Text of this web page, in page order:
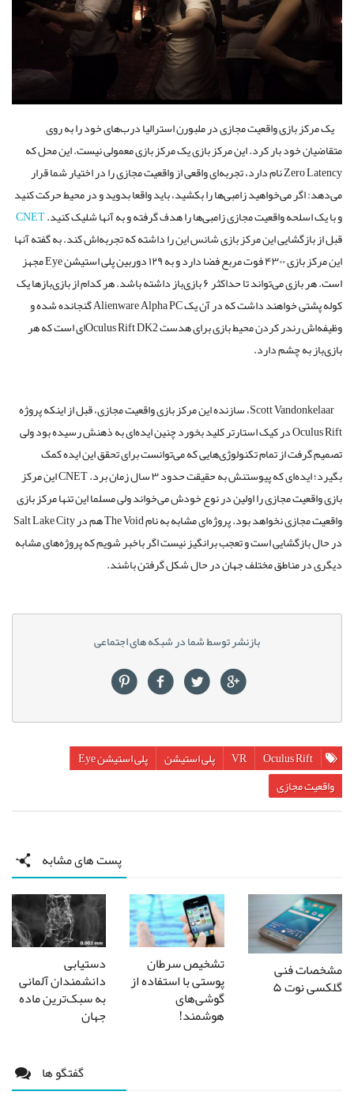
یک مرکز بازی واقعیت مجازی در ملبورن استرالیا درب‌های خود را به روی
متقاضیان خود بار کرد. این مرکز بازی یک مرکز بازی معمولی نیست. این محل که
Zero Latency نام دارد، تجربه‌ای واقعی از واقعیت مجازی را در اختیار شما قرار
می‌دهد: اگر می‌خواهید زامبی‌ها را بکشید، باید واقعا بدوید و در محیط حرکت کنید
و با یک اسلحه واقعیت مجازی زامبی‌ها را هدف گرفته و به آنها شلیک کنید.CNET
قبل از بازگشایی این مرکز بازی شانس این را داشته که تجربه‌اش کند. به گفته آنها
این مرکز بازی ۴۳۰۰ فوت مربع فضا دارد و به ۱۲۹ دوربین پلی استیشن Eye مجهز
است. هر بازی می‌تواند تا حداکثر ۶ بازی‌باز داشته باشد. هر کدام از بازی‌بازها یک
کوله پشتی خواهند داشت که در آن یک Alienware Alpha PC گنجانده شده و
وظیفه‌اش رندر کردن محیط بازی برای هدست Oculus Rift DK2ای است که هر
بازی‌باز به چشم دارد.
Scott Vandonkelaar، سازنده این مرکز بازی واقعیت مجازی، قبل از اینکه پروژه
Oculus Rift در کیک استارتر کلید بخورد چنین ایده‌ای به ذهنش رسیده بود ولی
تصمیم گرفت از تمام تکنولوژی‌هایی که می‌توانست برای تحقق این ایده کمک
بگیرد؛ ایده‌ای که پیوستنش به حقیقت حدود ۳ سال زمان برد. CNET این مرکز
بازی واقعیت مجازی را اولین در نوع خودش می‌خواند ولی مسلما این تنها مرکز بازی
واقعیت مجازی نخواهد بود. پروژه‌ای مشابه به نام The Void هم در Salt Lake City
در حال بازگشایی است و تعجب برانگیز نیست اگر باخبر شویم که پروژه‌های مشابه
دیگری در مناطق مختلف جهان در حال شکل گرفتن باشند.
بازنشر توسط شما در شبکه های اجتماعی
Oculus Rift
VR پلی استیشن
پلی استیشن Eye
واقعیت مجازی
پست های مشابه
مشخصات فنی
گلکسی نوت ۵
تشخیص سرطان
پوستی با استفاده از
گوشی‌های
هوشمند!
دستیابی
دانشمندان آلمانی
به سبک‌ترین ماده
جهان
گفتگو ها